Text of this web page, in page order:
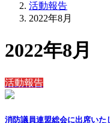
活動報告
2022年8月
2022年8月
活動報告
消防議員連盟総会に出席いた